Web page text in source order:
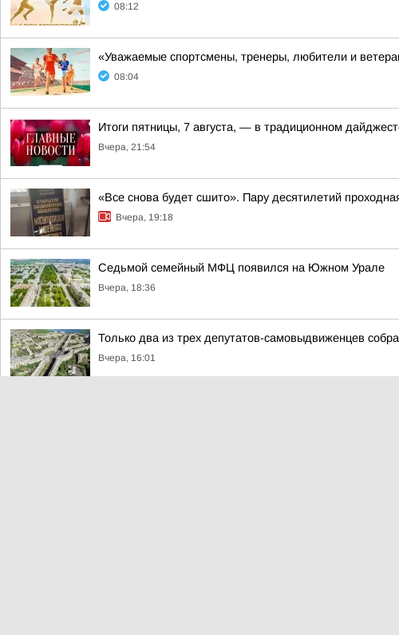
08:12
«Уважаемые спортсмены, тренеры, любители и
08:04
Итоги пятницы, 7 августа, — в традиционном
Вчера, 21:54
«Все снова будет сшито». Пару десятилетий
Вчера, 19:18
Седьмой семейный МФЦ появился на Южном Урале
Вчера, 18:36
Только два из трех депутатов-самовыдвиженцев
Вчера, 16:01